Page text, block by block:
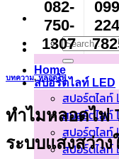
Search
for:
Home
สปอร์ตไลท์ LED
สปอร์ตไลท์
สปอร์ตไลท์
สปอร์ตไลท์
สปอร์ตไลท์
082-
750-
1307
บทความ,หลอดไฟ
ทำไมหลอดไฟ
ระบบแสงสว่า